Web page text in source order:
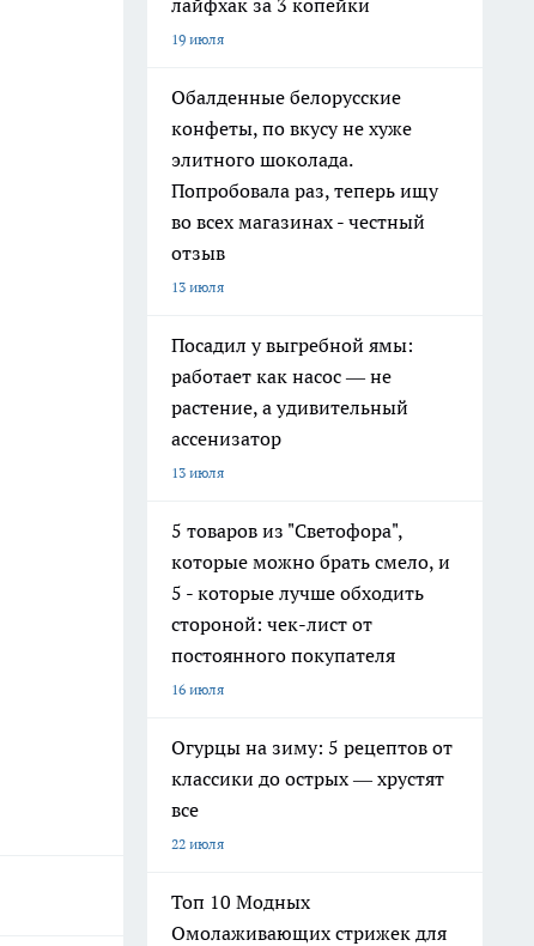
лайфхак за 3 копейки
19 июля
Обалденные белорусские
конфеты, по вкусу не хуже
элитного шоколада.
Попробовала раз, теперь ищу
во всех магазинах - честный
отзыв
13 июля
Посадил у выгребной ямы:
работает как насос — не
растение, а удивительный
ассенизатор
13 июля
5 товаров из "Светофора",
которые можно брать смело, и
5 - которые лучше обходить
стороной: чек-лист от
постоянного покупателя
16 июля
Огурцы на зиму: 5 рецептов от
классики до острых — хрустят
все
22 июля
Топ 10 Модных
Омолаживающих стрижек для